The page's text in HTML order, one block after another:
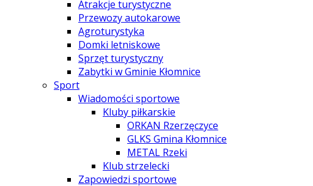
Atrakcje turystyczne
Przewozy autokarowe
Agroturystyka
Domki letniskowe
Sprzęt turystyczny
Zabytki w Gminie Kłomnice
Sport
Wiadomości sportowe
Kluby piłkarskie
ORKAN Rzerzęczyce
GLKS Gmina Kłomnice
METAL Rzeki
Klub strzelecki
Zapowiedzi sportowe